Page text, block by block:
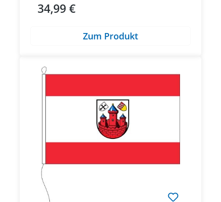
Regulärer Preis:
34,99 €
Zum Produkt